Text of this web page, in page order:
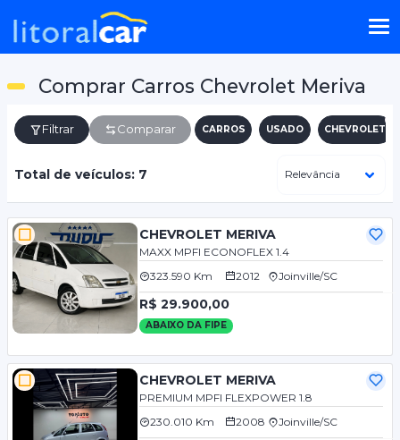
Comprar Carros Chevrolet Meriva
Filtrar Comparar CARROS USADO CHEVROLET
Total de veículos: 7
CHEVROLET MERIVA
MAXX MPFI ECONOFLEX 1.4
323.590 Km
2012 Joinville/SC
R$ 29.900,00
ABAIXO DA FIPE
CHEVROLET MERIVA
PREMIUM MPFI FLEXPOWER 1.8
230.010 Km
2008 Joinville/SC